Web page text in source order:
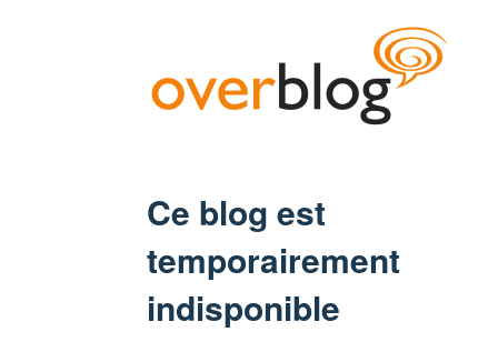
Ce blog est
temporairement
indisponible